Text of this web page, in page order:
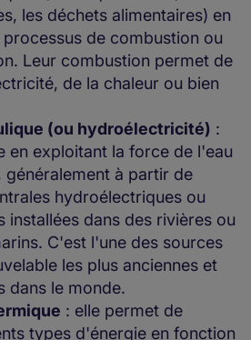
les déchets alimentaires) en
de combustion ou
Leur combustion permet de
de la chaleur ou bien
(ou hydroélectricité) :
en exploitant la force de l'eau
généralement à partir de
hydroélectriques ou
installées dans des rivières ou
C'est l'une des sources
les plus anciennes et
dans le monde.
: elle permet de
types d'énergie en fonction